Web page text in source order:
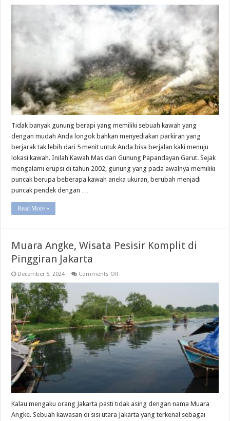
Kawah
Mas
Gunung
Tidak banyak gunung berapi yang memiliki sebuah kawah yang
dengan mudah Anda longok bahkan menyediakan parkiran yang
berjarak tak lebih dari 5 menit untuk Anda bisa berjalan kaki menuju
lokasi kawah. Inilah Kawah Mas dari Gunung Papandayan Garut. Sejak
mengalami erupsi di tahun 2002, gunung yang pada awalnya memiliki
puncak berupa beberapa kawah aneka ukuran, berubah menjadi
puncak pendek dengan …
Read More »
Muara Angke, Wisata Pesisir Komplit di
Pinggiran Jakarta
December 5, 2024 Comments Offon
Wisata
Pesisir
Komplit
di
Pinggiran
Jakarta
Kalau mengaku orang Jakarta pasti tidak asing dengan nama Muara
Angke. Sebuah kawasan di sisi utara Jakarta yang terkenal sebagai